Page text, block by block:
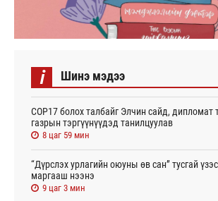
i Шинэ мэдээ
СОР17 болох талбайг Элчин сайд, дипломат
газрын тэргүүнүүдэд танилцуулав
8 цаг 59 мин
“Дүрслэх урлагийн оюуны өв сан” тусгай
маргааш нээнэ
9 цаг 3 мин